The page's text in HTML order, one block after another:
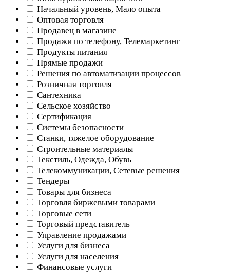
Начальный уровень, Мало опыта
Оптовая торговля
Продавец в магазине
Продажи по телефону, Телемаркетинг
Продукты питания
Прямые продажи
Решения по автоматизации процессов
Розничная торговля
Сантехника
Сельское хозяйство
Сертификация
Системы безопасности
Станки, тяжелое оборудование
Строительные материалы
Текстиль, Одежда, Обувь
Телекоммуникации, Сетевые решения
Тендеры
Товары для бизнеса
Торговля биржевыми товарами
Торговые сети
Торговый представитель
Управление продажами
Услуги для бизнеса
Услуги для населения
Финансовые услуги